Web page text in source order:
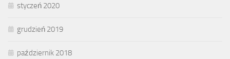
styczeń 2020
grudzień 2019
październik 2018